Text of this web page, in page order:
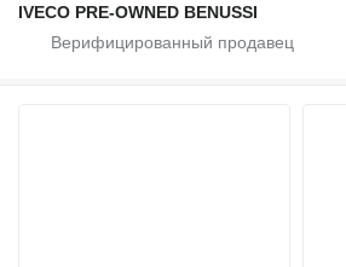
IVECO PRE-OWNED BENUSSI